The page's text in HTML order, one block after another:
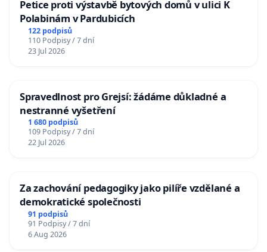
Petice proti výstavbě bytových domů v ulici K
Polabinám v Pardubicích
122 podpisů
110 Podpisy / 7 dní
23 Jul 2026
Spravedlnost pro Grejsí: žádáme důkladné a
nestranné vyšetření
1 680 podpisů
109 Podpisy / 7 dní
22 Jul 2026
Za zachování pedagogiky jako pilíře vzdělané a
demokratické společnosti
91 podpisů
91 Podpisy / 7 dní
6 Aug 2026